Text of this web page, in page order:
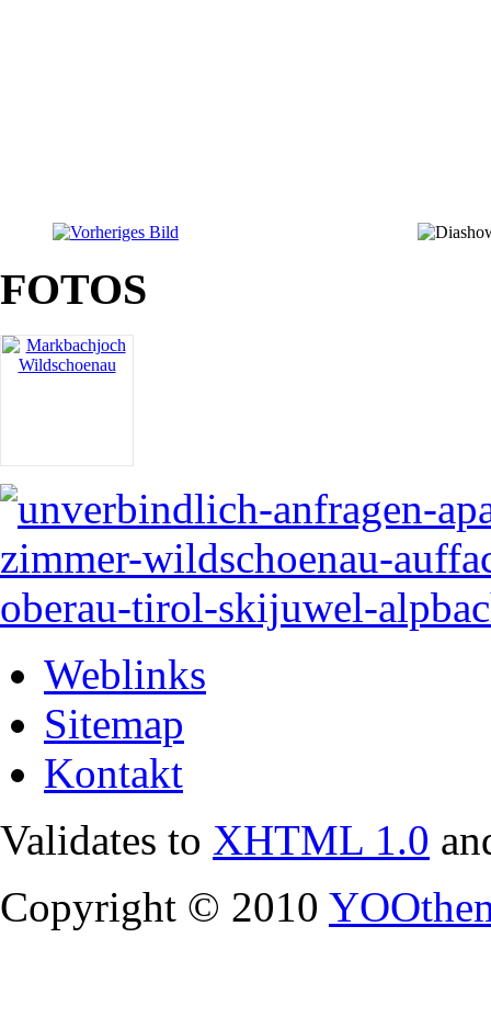
FOTOS
Weblinks
Sitemap
Kontakt
Validates to XHTML 1.0
Copyright © 2010